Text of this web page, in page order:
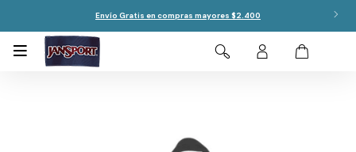
Envío Gratis en compras mayores $2.400
